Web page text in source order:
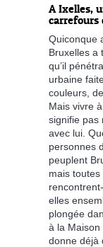
A Ixelles,
carrefours
Quiconque
Bruxelles a
qu’il
urbaine
couleurs,
Mais vivre
signifie pas
avec lui.
personnes
peuplent
mais
elles
plongée
à la Maison
donne déjà